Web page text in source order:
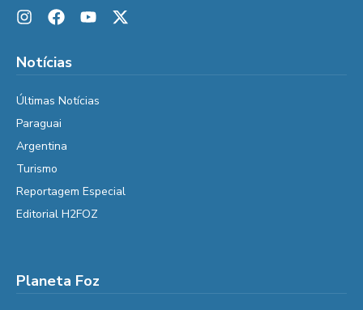
Notícias
Últimas Notícias
Paraguai
Argentina
Turismo
Reportagem Especial
Editorial H2FOZ
Planeta Foz